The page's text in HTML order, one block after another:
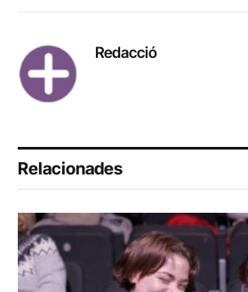
Redacció
Relacionades